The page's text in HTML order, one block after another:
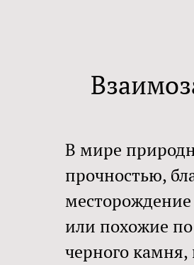
В мире
прочностью,
или похожие
черного